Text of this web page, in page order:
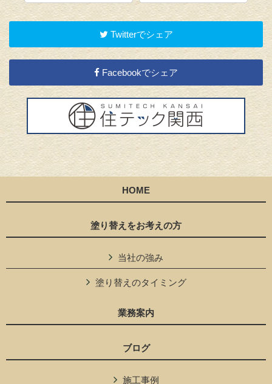
Twitterでシェア
Facebookでシェア
HOME
塗り替えをお考えの方
当社の強み
塗り替えのタイミング
業務案内
ブログ
施工事例